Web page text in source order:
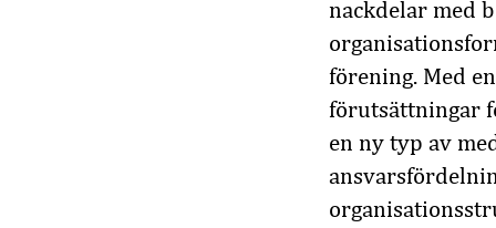
nackdelar med
förening. Med
förutsättningar
en ny typ av